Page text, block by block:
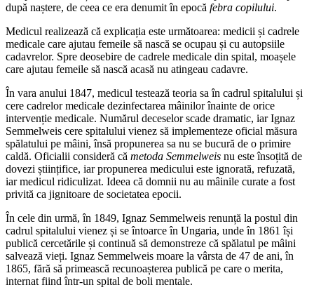
după naștere, de ceea ce era denumit în epocă febra copilului.
Medicul realizează că explicația este următoarea: medicii și cadrele
medicale care ajutau femeile să nască se ocupau și cu autopsiile
cadavrelor. Spre deosebire de cadrele medicale din spital, moașele
care ajutau femeile să nască acasă nu atingeau cadavre.
În vara anului 1847, medicul testează teoria sa în cadrul spitalului și
cere cadrelor medicale dezinfectarea mâinilor înainte de orice
intervenție medicale. Numărul deceselor scade dramatic, iar Ignaz
Semmelweis cere spitalului vienez să implementeze oficial măsura
spălatului pe mâini, însă propunerea sa nu se bucură de o primire
caldă. Oficialii consideră că metoda Semmelweis nu este însoțită de
dovezi științifice, iar propunerea medicului este ignorată, refuzată,
iar medicul ridiculizat. Ideea că domnii nu au mâinile curate a fost
privită ca jignitoare de societatea epocii.
În cele din urmă, în 1849, Ignaz Semmelweis renunță la postul din
cadrul spitalului vienez și se întoarce în Ungaria, unde în 1861 își
publică cercetările și continuă să demonstreze că spălatul pe mâini
salvează vieți. Ignaz Semmelweis moare la vârsta de 47 de ani, în
1865, fără să primească recunoașterea publică pe care o merita,
internat fiind într-un spital de boli mentale.